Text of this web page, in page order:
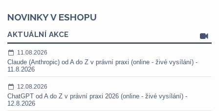
NOVINKY V ESHOPU
AKTUÁLNÍ AKCE
11.08.2026
Claude (Anthropic) od A do Z v právní praxi (online - živé vysílání) -
11.8.2026
12.08.2026
ChatGPT od A do Z v právní praxi 2026 (online - živé vysílání) -
12.8.2026